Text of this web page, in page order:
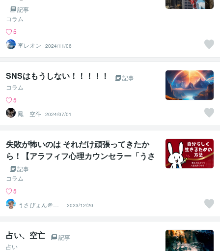
記事
コラム
5
李レオン
2024/11/06
SNSはもうしない！！！！！
記事
コラム
5
鳳 空斗 2024/07/01
失敗が怖いのは それだけ頑張ってきたか
ら！【アラフィフ心理カウンセラー「うさ
ぴょん」のココナラ電話相談】
記事
コラム
5
うさぴょん＠癒
し系アラフィフ
心寄り添い人
2023/12/20
占い、空亡
記事
占い